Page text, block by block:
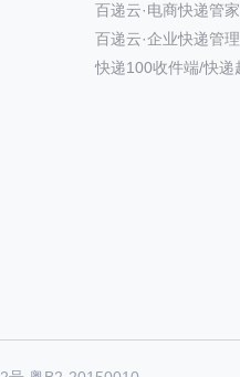
百递云·电商快递管
百递云·企业快递管
快递100收件端/快递